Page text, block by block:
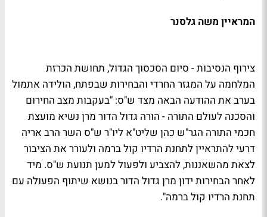
המראיין משה גלסנר
צירוף הנסיבות - סיום הסכסוך הגדול, תחושת הכרזת
המלחמה על המגזר החרדי והבחירות שבפתח, הולידה אתמול
בערב את ההודעה הבאה מצד ש"ס: "בעקבות מצב החירום
והסכנה לעולם התורה - הורה גדול הדור מרן נשיא מועצת
חכמי התורה הגר"ש כהן שליט"א ליו"ר ש"ס השר הרב אריה
דרעי להתראיין לתחנת הרדיו קול ברמה ולעורר את הציבור
לצאת מהשאננות, להצביע ולפעול למען תנועת ש"ס. מיד
לאחר הבחירות ידון מרן גדול הדור בנושא שיתוף הפעולה עם
תחנת הרדיו קול ברמה".